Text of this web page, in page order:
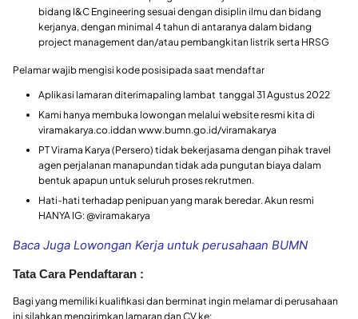
bidang I&C Engineering sesuai dengan disiplin ilmu dan bidang
kerjanya, dengan minimal 4 tahun di antaranya dalam bidang
project management dan/atau pembangkitan listrik serta HRSG
Pelamar wajib mengisi kode posisipada saat mendaftar
Aplikasi lamaran diterimapaling lambat tanggal 31 Agustus 2022
Kami hanya membuka lowongan melalui website resmi kita di
viramakarya.co.iddan www.bumn.go.id/viramakarya
PT Virama Karya (Persero) tidak bekerjasama dengan pihak travel
agen perjalanan manapundan tidak ada pungutan biaya dalam
bentuk apapun untuk seluruh proses rekrutmen.
Hati-hati terhadap penipuan yang marak beredar. Akun resmi
HANYA IG: @viramakarya
Baca Juga Lowongan Kerja untuk perusahaan BUMN
Tata Cara Pendaftaran :
Bagi yang memiliki kualifikasi dan berminat ingin melamar di perusahaan
ini silahkan mengirimkan lamaran dan CV ke: